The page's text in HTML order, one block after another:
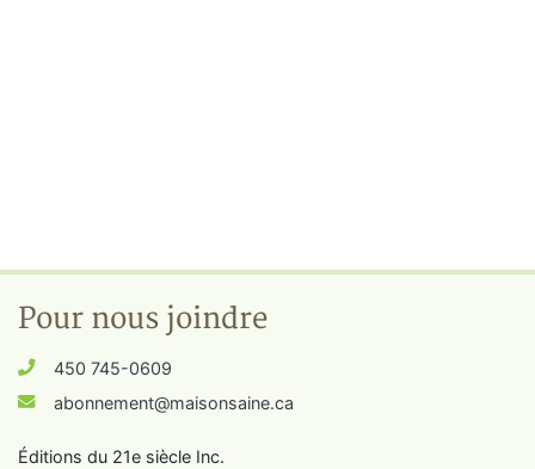
Pour nous joindre
450 745-0609
abonnement@maisonsaine.ca
Éditions du 21e siècle Inc.